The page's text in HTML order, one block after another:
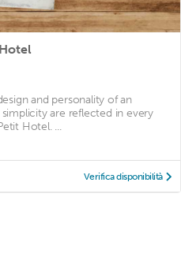
and personality of an
are reflected in every
Hotel. ...
Verifica disponibilità